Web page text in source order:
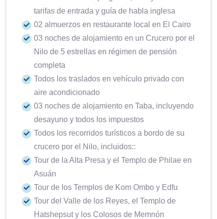
tarifas de entrada y guía de habla inglesa
02 almuerzos en restaurante local en El Cairo
03 noches de alojamiento en un Crucero por el
Nilo de 5 estrellas en régimen de pensión
completa
Todos los traslados en vehículo privado con
aire acondicionado
03 noches de alojamiento en Taba, incluyendo
desayuno y todos los impuestos
Todos los recorridos turísticos a bordo de su
crucero por el Nilo, incluidos::
Tour de la Alta Presa y el Templo de Philae en
Asuán
Tour de los Templos de Kom Ombo y Edfu
Tour del Valle de los Reyes, el Templo de
Hatshepsut y los Colosos de Memnón